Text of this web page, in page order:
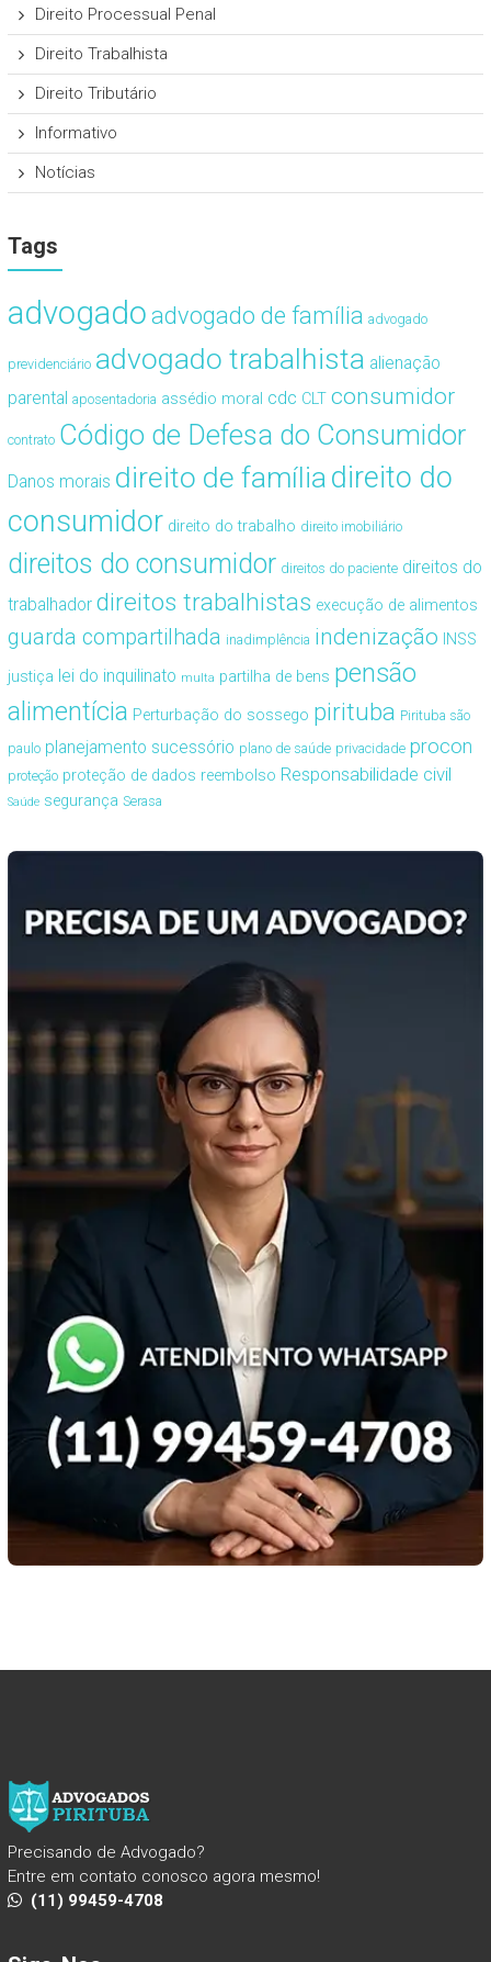
Direito Processual Penal
Direito Trabalhista
Direito Tributário
Informativo
Notícias
Tags
advogado advogado de família advogado
previdenciário advogado trabalhista alienação
parental aposentadoria assédio moral cdc CLT consumidor
contrato Código de Defesa do Consumidor
Danos morais direito de famíliadireito do
consumidor direito do trabalho direito imobiliário
direitos do consumidor direitos do paciente direitos do
trabalhador direitos trabalhistas execução de alimentos
guarda compartilhada inadimplência indenização INSS
justiça lei do inquilinato multa partilha de bens pensão
alimentícia Perturbação do sossego pirituba Pirituba são
paulo planejamento sucessório plano de saúde privacidade procon
proteção proteção de dados reembolso Responsabilidade civil
Saúde segurança Serasa
Precisando de Advogado?
Entre em contato conosco agora mesmo!
(11) 99459-4708